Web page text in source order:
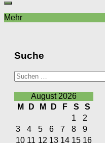
Mehr
Suche
Suchen
nach:
August 2026
M
D M D F S
S
1
2
3
4 5 6 7 8
9
10 11 12 13 14 15 16